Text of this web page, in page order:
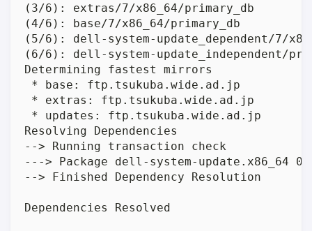
(3/6): extras/7/x86_64/primary_db
(4/6): base/7/x86_64/primary_db
(5/6): dell-system-update_dependent/7/
(6/6): dell-system-
Determining fastest mirrors
* base: ftp.tsukuba.wide.ad.jp
* extras: ftp.tsukuba.wide.ad.jp
* updates: ftp.tsukuba.wide.ad.jp
Resolving Dependencies
--> Running transaction check
---> Package dell-system-
--> Finished Dependency Resolution
Dependencies Resolved